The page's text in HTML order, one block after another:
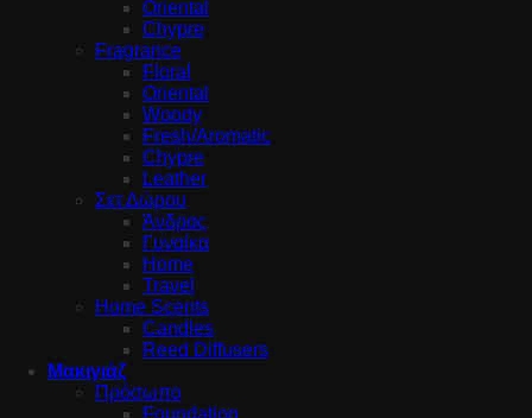
Oriental
Chypre
Fragrance
Floral
Oriental
Woody
Fresh/Aromatic
Chypre
Leather
Σετ Δώρου
Άνδρας
Γυναίκα
Home
Travel
Home Scents
Candles
Reed Diffusers
Μακιγιάζ
Πρόσωπο
Foundation